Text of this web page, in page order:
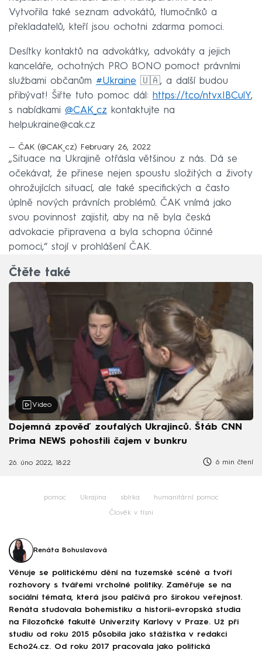
Vytvořila také seznam advokátů, tlumočníků a
překladatelů, kteří jsou ochotni zdarma pomoci.
Desítky kontaktů na advokátky, advokáty a jejich
kanceláře, ochotných PRO BONO pomoct právními
službami občanům #Ukraine 🇺🇦, a další budou
přibývat! Šiřte tuto pomoc dál: https://t.co/ntvxIBCulY,
s nabídkami @CAK_cz kontaktujte na
help.ukraine@cak.cz
— ČAK (@CAK_cz) February 26, 2022
„Situace na Ukrajině otřásla většinou z nás. Dá se
očekávat, že přinese nejen spoustu složitých a životy
ohrožujících situací, ale také specifických a často
úplně nových právních problémů. ČAK vnímá jako
svou povinnost zajistit, aby na ně byla česká
advokacie připravena a byla schopna účinné
pomoci,“ stojí v prohlášení ČAK.
Čtěte také
Video
Dojemná zpověď zoufalých Ukrajinců. Štáb CNN
Prima NEWS pohostili čajem v bunkru
26. úno 2022, 18:22 6 min čtení
pomoc Ukrajina sbírka humanitární pomoc
Člověk v tísni
Renáta Bohuslavová
Věnuje se politickému dění na tuzemské scéně a tvoří
rozhovory s tvářemi vrcholné politiky. Zaměřuje se na
sociální témata, která jsou palčivá pro širokou veřejnost.
Renáta studovala bohemistiku a historii-evropská studia
na Filozofické fakultě Univerzity Karlovy v Praze. Už při
studiu od roku 2015 působila jako stážistka v redakci
Echo24.cz. Od roku 2017 pracovala jako politická